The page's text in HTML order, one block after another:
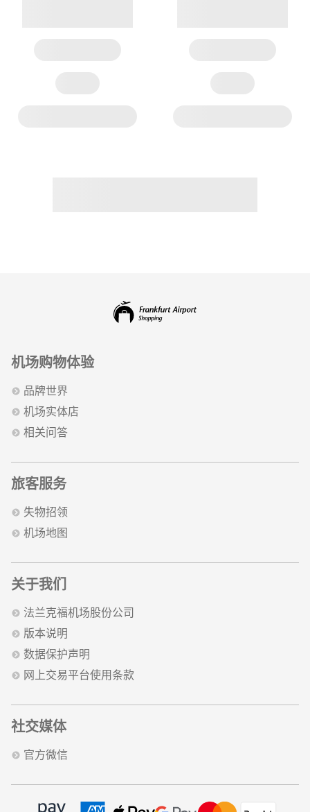
机场购物体验
品牌世界
机场实体店
相关问答
旅客服务
失物招领
机场地图
关于我们
法兰克福机场股份公司
版本说明
数据保护声明
网上交易平台使用条款
社交媒体
官方微信